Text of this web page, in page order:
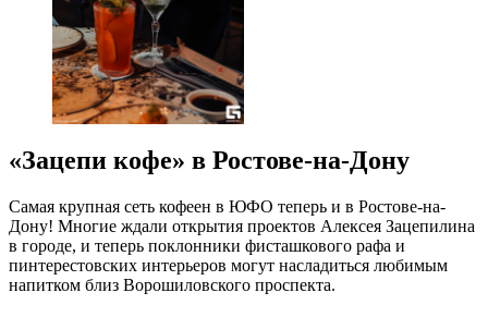
«Зацепи кофе» в Ростове-на-Дону
Самая крупная сеть кофеен в ЮФО теперь и в Ростове-на-
Дону! Многие ждали открытия проектов Алексея Зацепилина
в городе, и теперь поклонники фисташкового рафа и
пинтерестовских интерьеров могут насладиться любимым
напитком близ Ворошиловского проспекта.